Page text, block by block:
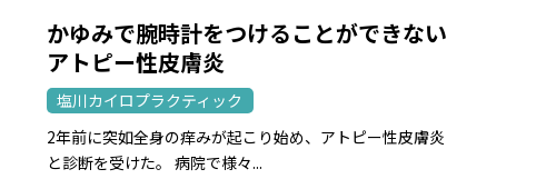
かゆみで腕時計をつけることができない
アトピー性皮膚炎
塩川カイロプラクティック
2年前に突如全身の痒みが起こり始め、アトピー性皮膚炎
と診断を受けた。 病院で様々...